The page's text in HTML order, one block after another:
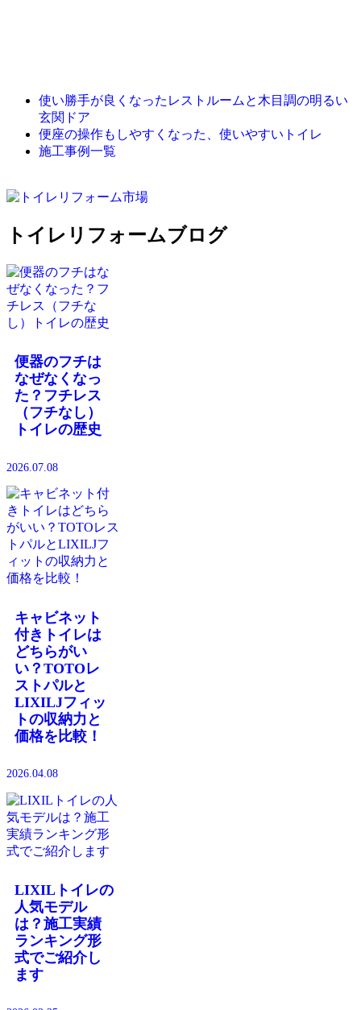
使い勝手が良くなったレストルームと木目調の明るい
玄関ドア
便座の操作もしやすくなった、使いやすいトイレ
施工事例一覧
トイレリフォームブログ
便器のフチは
なぜなくなっ
た？フチレス
（フチなし）
トイレの歴史
2026.07.08
キャビネット
付きトイレは
どちらがい
い？TOTOレ
ストパルと
LIXILJフィッ
トの収納力と
価格を比較！
2026.04.08
LIXILトイレの
人気モデル
は？施工実績
ランキング形
式でご紹介し
ます